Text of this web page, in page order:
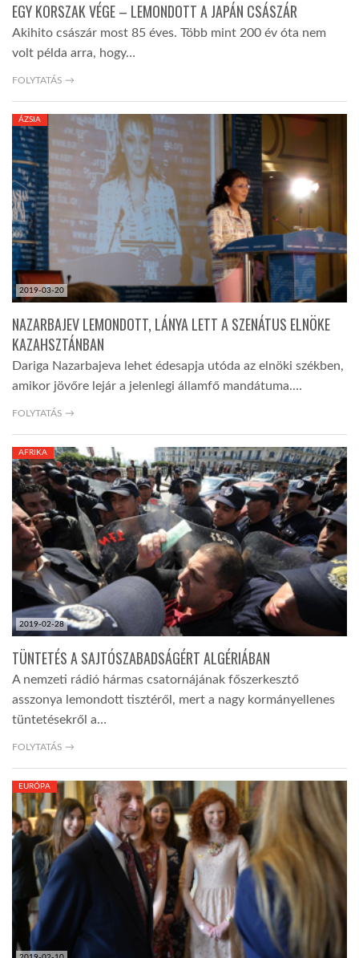
EGY KORSZAK VÉGE – LEMONDOTT A JAPÁN CSÁSZÁR
Akihito császár most 85 éves. Több mint 200 év óta nem
volt példa arra, hogy…
FOLYTATÁS →
2019-03-20
ÁZSIA
NAZARBAJEV LEMONDOTT, LÁNYA LETT A SZENÁTUS ELNÖKE
KAZAHSZTÁNBAN
Dariga Nazarbajeva lehet édesapja utóda az elnöki székben,
amikor jövőre lejár a jelenlegi államfő mandátuma.…
FOLYTATÁS →
2019-02-28
AFRIKA
TÜNTETÉS A SAJTÓSZABADSÁGÉRT ALGÉRIÁBAN
A nemzeti rádió hármas csatornájának főszerkesztő
asszonya lemondott tisztéről, mert a nagy kormányellenes
tüntetésekről a…
FOLYTATÁS →
EURÓPA